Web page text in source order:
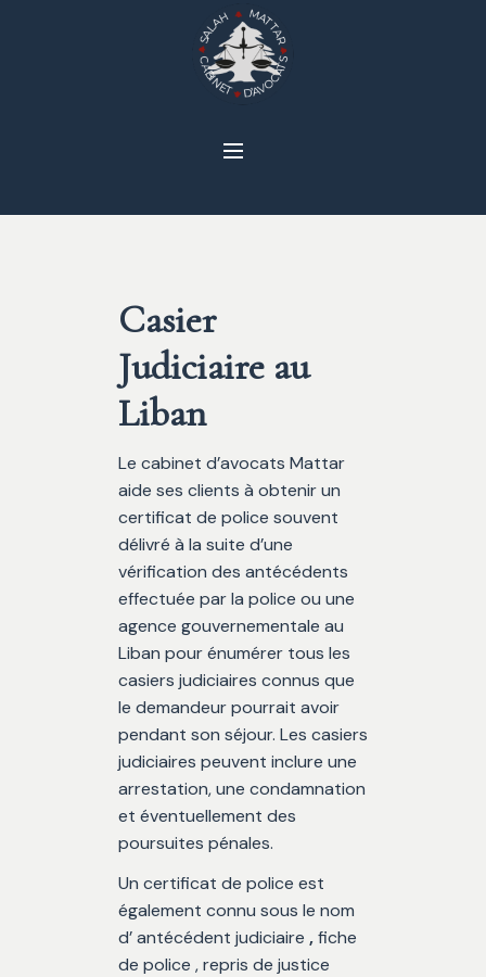
Casier
Judiciaire au
Liban
Le cabinet d’avocats Mattar
aide ses clients à obtenir un
certificat de police souvent
délivré à la suite d’une
vérification des antécédents
effectuée par la police ou une
agence gouvernementale au
Liban pour énumérer tous les
casiers judiciaires connus que
le demandeur pourrait avoir
pendant son séjour. Les casiers
judiciaires peuvent inclure une
arrestation, une condamnation
et éventuellement des
poursuites pénales.
Un certificat de police est
également connu sous le nom
d’ antécédent judiciaire ,fiche
de police , repris de justice